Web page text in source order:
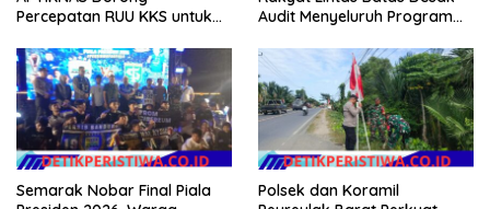
Percepatan RUU KKS untuk
Digital Indonesia
Audit Menyeluruh Program
Pertanyakan Efektivitas
Kinerja Dinas Pertanian
Semarak Nobar Final Piala
Polsek dan Koramil